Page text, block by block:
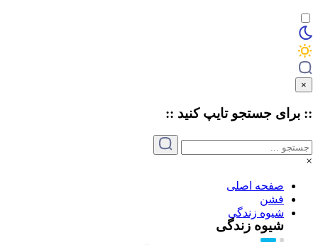
×
:: برای جستجو تایپکنید ::
×
صفحه اصلی
فشن
شیوه زندگی
شیوه زندگی